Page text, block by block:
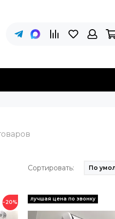
Сортировать:
−20%